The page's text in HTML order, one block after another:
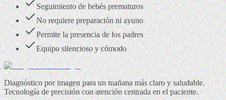
Seguimiento de bebés prematuros
No requiere preparación ni ayuno
Permite la presencia de los padres
Equipo silencioso y cómodo
Diagnóstico por imagen para un mañana más claro y saludable.
Tecnología de precisión con atención centrada en el paciente.